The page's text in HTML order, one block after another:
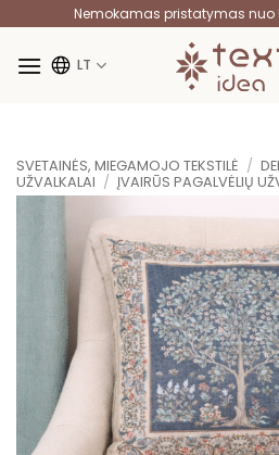
content
Nemokamas pristatymas
LT
SVETAINĖS, MIEGAMOJO TEKSTILĖ /
UŽVALKALAI / ĮVAIRŪS PAGALVĖLIŲ